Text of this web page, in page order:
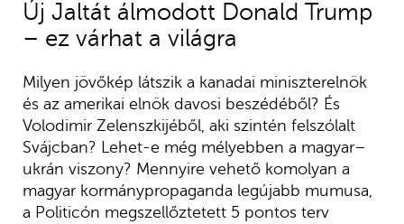
Új Jaltát álmodott Donald Trump
– ez várhat a világra
Milyen jövőkép látszik a kanadai miniszterelnök
és az amerikai elnök davosi beszédéből? És
Volodimir Zelenszkijéből, aki szintén felszólalt
Svájcban? Lehet-e még mélyebben a magyar–
ukrán viszony? Mennyire vehető komolyan a
magyar kormánypropaganda legújabb mumusa,
a Politicón megszellőztetett 5 pontos terv